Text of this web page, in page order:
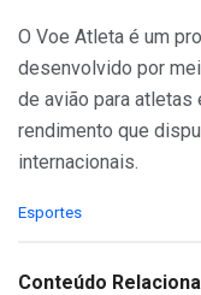
O Voe Atleta é um
desenvolvido por
de avião para atletas
rendimento que
internacionais.
C
e
Esportes
Conteúdo